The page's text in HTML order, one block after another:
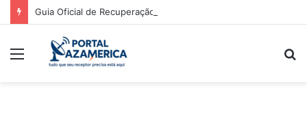
Guia Oficial de Recuperação do LED Vermelho